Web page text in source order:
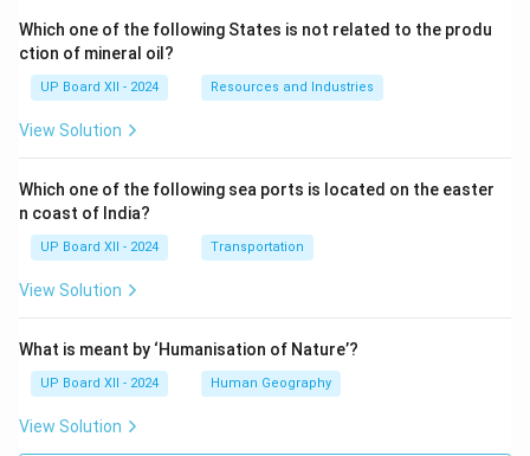
Which one of the following States is not related to the produ
ction of mineral oil?
UP Board XII - 2024 Resources and Industries
View Solution
Which one of the following sea ports is located on the easter
n coast of India?
UP Board XII - 2024 Transportation
View Solution
What is meant by ‘Humanisation of Nature’?
UP Board XII - 2024 Human Geography
View Solution